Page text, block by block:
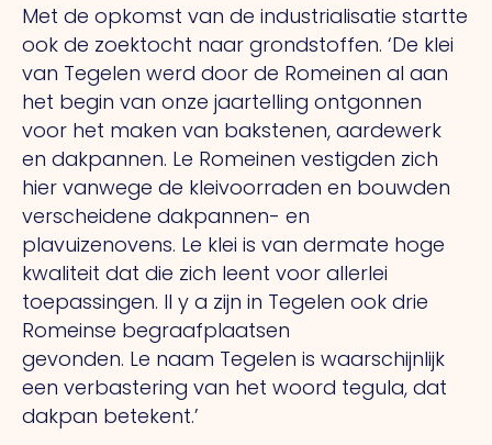
Met de opkomst van de industrialisatie startte
ook de zoektocht naar grondstoffen. ‘De klei
van Tegelen werd door de Romeinen al aan
het begin van onze jaartelling ontgonnen
voor het maken van bakstenen, aardewerk
en dakpannen. Le Romeinen vestigden zich
hier vanwege de kleivoorraden en bouwden
verscheidene dakpannen- en
plavuizenovens. Le klei is van dermate hoge
kwaliteit dat die zich leent voor allerlei
toepassingen. Il y a zijn in Tegelen ook drie
Romeinse begraafplaatsen
gevonden. Le naam Tegelen is waarschijnlijk
een verbastering van het woord tegula, dat
dakpan betekent.’